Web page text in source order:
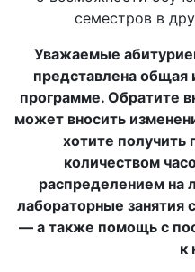
семестров в
Уважаемые
представлена общая
программе. Обратите
может вносить
хотите получить
количеством
распределением на
лабораторные
— а также помощь с
к